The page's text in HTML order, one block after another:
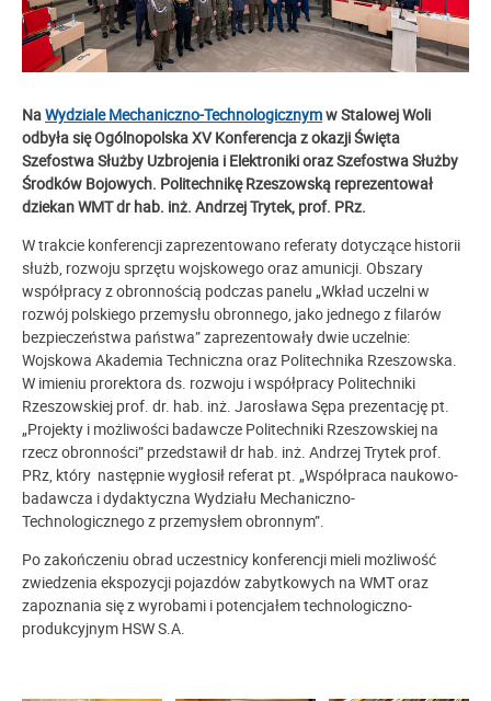
NaWydziale Mechaniczno-Technologicznymw Stalowej Woli
odbyła się Ogólnopolska XV Konferencja z okazji Święta
Szefostwa Służby Uzbrojenia i Elektroniki oraz Szefostwa Służby
Środków Bojowych. Politechnikę Rzeszowską reprezentował
dziekanWMT dr hab. inż. Andrzej Trytek, prof. PRz.
W trakcie konferencji zaprezentowano referaty dotyczące historii
służb, rozwoju sprzętu wojskowego oraz amunicji. Obszary
współpracy z obronnością podczas panelu „Wkład uczelni w
rozwój polskiego przemysłu obronnego, jako jednego z filarów
bezpieczeństwa państwa” zaprezentowały dwie uczelnie:
Wojskowa Akademia Techniczna oraz Politechnika Rzeszowska.
W imieniu prorektora ds. rozwoju i współpracy Politechniki
Rzeszowskiej prof. dr. hab. inż. Jarosława Sępa prezentację pt.
„Projekty i możliwości badawcze Politechniki Rzeszowskiej na
rzecz obronności” przedstawił dr hab. inż. Andrzej Trytek prof.
PRz, który następnie wygłosił referat pt. „Współpraca naukowo-
badawcza i dydaktyczna Wydziału Mechaniczno-
Technologicznego z przemysłem obronnym”.
Po zakończeniu obrad uczestnicy konferencji mieli możliwość
zwiedzenia ekspozycji pojazdów zabytkowych na WMT oraz
zapoznania się z wyrobami i potencjałem technologiczno-
produkcyjnym HSW S.A.